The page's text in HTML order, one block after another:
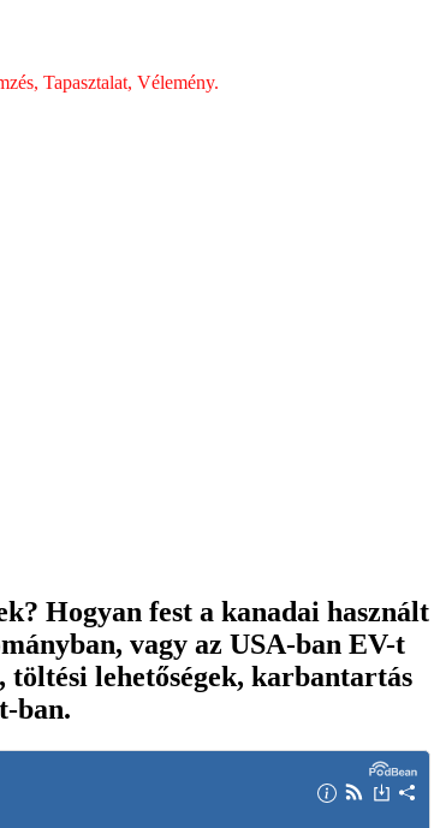
Tapasztalat, Vélemény.
Hogyan fest a kanadai használt
vagy az USA-ban EV-t
lehetőségek, karbantartás
-ban.